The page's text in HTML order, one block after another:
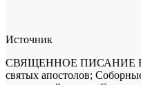
Источник
СВЯЩЕННОЕ ПИСАНИЕ
святых апостолов;